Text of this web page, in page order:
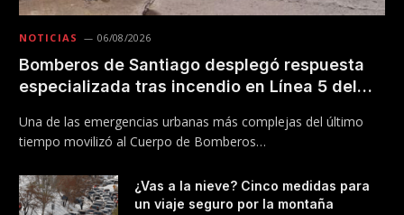
NOTICIAS 06/08/2026
Bomberos de Santiago desplegó respuesta
especializada tras incendio en Línea 5 del
Una de las emergencias urbanas más complejas del último
tiempo movilizó al Cuerpo de Bomberos…
¿Vas a la nieve? Cinco medidas para
un viaje seguro por la montaña